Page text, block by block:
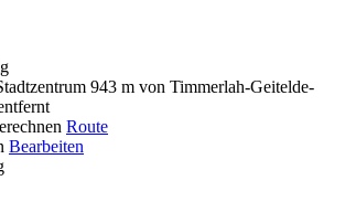
943 m von Timmerlah-Geitelde-
Route
Bearbeiten